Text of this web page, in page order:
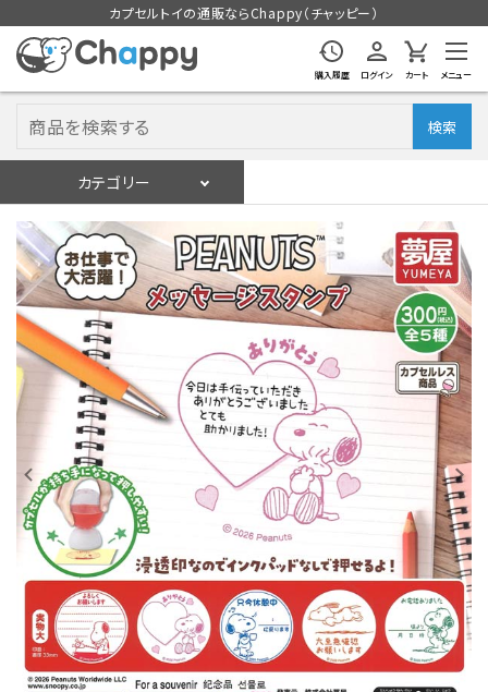
カプセルトイの通販ならChappy（チャッピー）
購入履歴 ログイン カート メニュー
検索
カテゴリー
ログイン 会員登録
入荷スケジュールをチェック
カプセルトイマシン本体
カプセルトイ
販促用空カプセル
レンタル
景品・玩具・文具
販促用カプセルトイ